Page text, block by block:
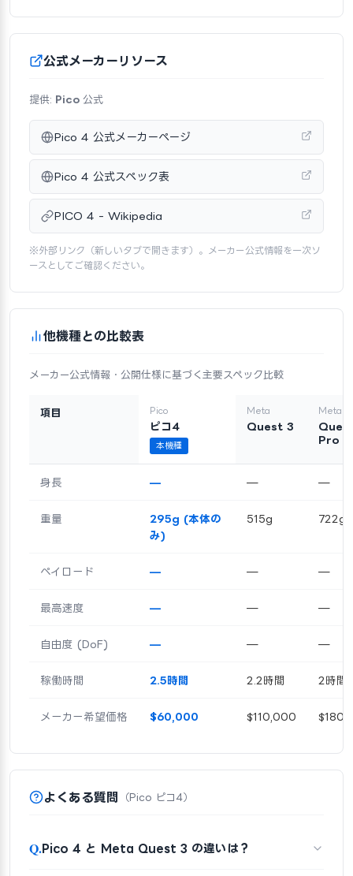
公式メーカーリソース
提供: Pico 公式
Pico 4 公式メーカーページ
Pico 4 公式スペック表
PICO 4 - Wikipedia
※外部リンク（新しいタブで開きます）。メーカー公式情報を一次ソ
ースとしてご確認ください。
他機種との比較表
メーカー公式情報・公開仕様に基づく主要スペック比較
項目 Pico
ピコ4
本機種
Meta
Quest 3
Meta
Pro
身長 — — —
重量
295g (本体の
み)
515g 722g
ペイロード — — —
最高速度 — — —
自由度 (DoF) — — —
稼働時間 2.5時間 2.2時間 2時間
メーカー希望価格 $60,000 $110,000
よくある質問 （Pico ピコ4）
Q.Pico 4 と Meta Quest 3 の違いは？